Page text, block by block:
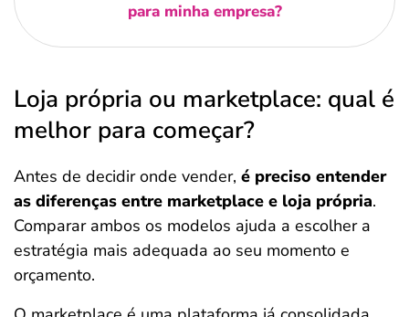
para minha empresa?
Loja própria ou marketplace: qual é
melhor para começar?
Antes de decidir onde vender, é preciso entender
as diferenças entre marketplace e loja própria.
Comparar ambos os modelos ajuda a escolher a
estratégia mais adequada ao seu momento e
orçamento.